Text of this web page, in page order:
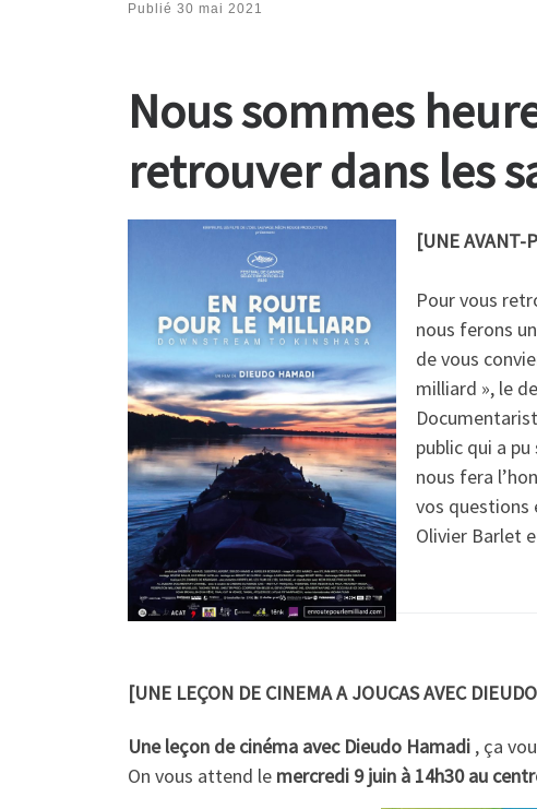
Publié 30 mai 2021
Nous sommes
retrouver dans les
[UNE AVANT-
Pour vous
nous ferons
de vous
milliard », le
public qui a
nous fera
vos questions
Olivier Barlet
[UNE LEÇON DE CINEMA A JOUCAS AVEC
Une leçon de cinéma avec Dieudo Hamadi , ça
On vous attend le mercredi 9 juin à 14h30 au